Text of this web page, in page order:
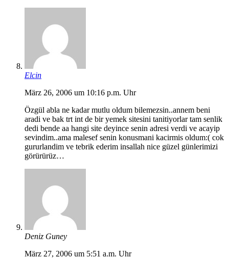
Elcin
März 26, 2006 um 10:16 p.m. Uhr
Özgül abla ne kadar mutlu oldum bilemezsin..annem beni
aradi ve bak trt int de bir yemek sitesini tanitiyorlar tam senlik
dedi bende aa hangi site deyince senin adresi verdi ve acayip
sevindim..ama malesef senin konusmani kacirmis oldum:( cok
gururlandim ve tebrik ederim insallah nice güzel günlerimizi
görürürüz…
Deniz Guney
März 27, 2006 um 5:51 a.m. Uhr